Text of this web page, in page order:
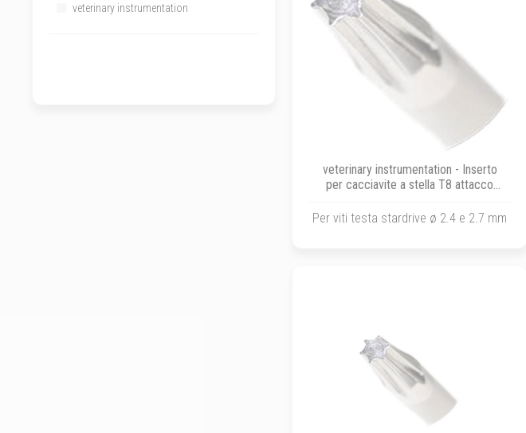
veterinary instrumentation
veterinary instrumentation - Inserto
per cacciavite a stella T8 attacco
mm
Per viti testa stardrive ø 2.4 e 2.7 mm